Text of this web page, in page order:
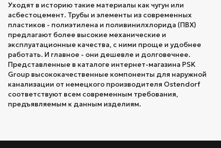
Уходят в историю такие материалы как чугун или
асбестоцемент. Трубы и элементы из современных
пластиков - полиэтилена и поливинилхлорида (ПВХ)
предлагают более высокие механические и
эксплуатационные качества, с ними проще и удобнее
работать. И главное - они дешевле и долговечнее.
Представленные в каталоге интернет-магазина PSK
Group высококачественные компоненты для наружной
канализации от немецкого производителя Ostendorf
соответствуют всем современным требования,
предъявляемым к данным изделиям.